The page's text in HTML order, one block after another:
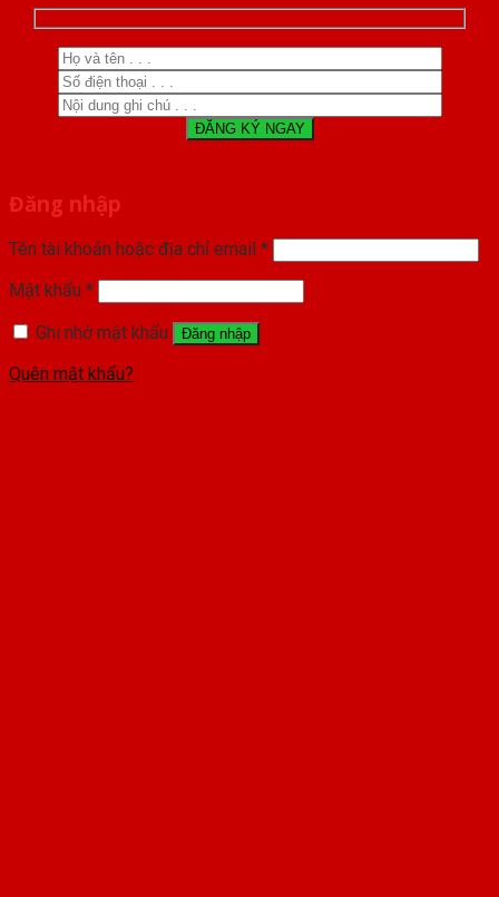
Đăng nhập
Tên tài khoản hoặc địa chỉ email *
Mật khẩu *
Ghi nhớ mật khẩu
Đăng nhập
Quên mật khẩu?